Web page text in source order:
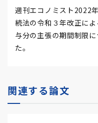
週刊エコノミスト2022
続法の令和３年改正に
与分の主張の期間制限
た。
関連する論文